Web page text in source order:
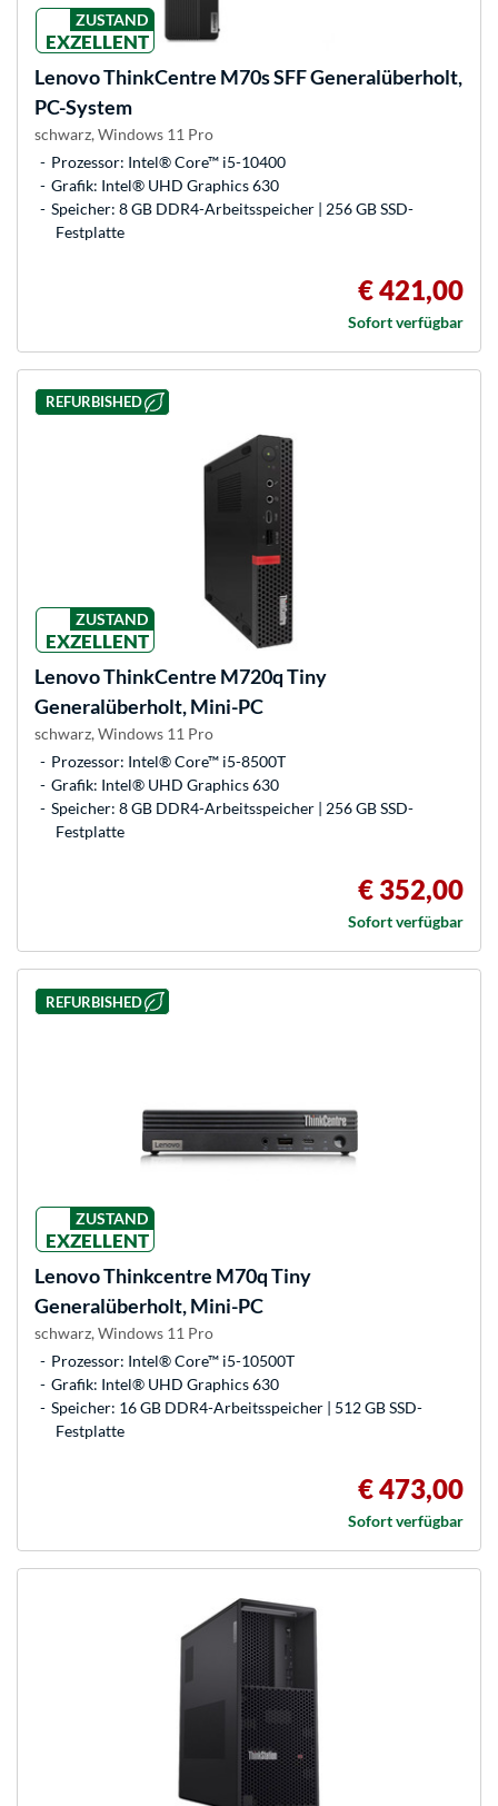
ZUSTAND
EXZELLENT
LenovoThinkCentre M70s SFF Generalüberholt,
PC-System
schwarz, Windows 11 Pro
Prozessor: Intel® Core™ i5-10400
Grafik: Intel® UHD Graphics 630
Speicher: 8 GB DDR4-Arbeitsspeicher | 256 GB SSD-
Festplatte
€ 421,00
Sofort verfügbar
REFURBISHED
ZUSTAND
EXZELLENT
LenovoThinkCentre M720q Tiny
Generalüberholt, Mini-PC
schwarz, Windows 11 Pro
Prozessor: Intel® Core™ i5-8500T
Grafik: Intel® UHD Graphics 630
Speicher: 8 GB DDR4-Arbeitsspeicher | 256 GB SSD-
Festplatte
€ 352,00
Sofort verfügbar
REFURBISHED
ZUSTAND
EXZELLENT
LenovoThinkcentre M70q Tiny
Generalüberholt, Mini-PC
schwarz, Windows 11 Pro
Prozessor: Intel® Core™ i5-10500T
Grafik: Intel® UHD Graphics 630
Speicher: 16 GB DDR4-Arbeitsspeicher | 512 GB SSD-
Festplatte
€ 473,00
Sofort verfügbar